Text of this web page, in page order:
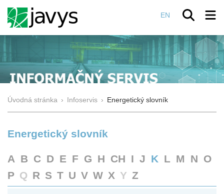
EN
Úvodná stránka › Infoservis › Energetický slovník
Energetický slovník
A B C D E F G H CH I J K L M N O
P Q R S T U V W X Y Z